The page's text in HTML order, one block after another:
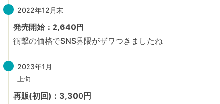
2022年12月末
発売開始：2,640円
衝撃の価格でSNS界隈がザワつきましたね
2023年1月
上旬
再販(初回)：3,300円